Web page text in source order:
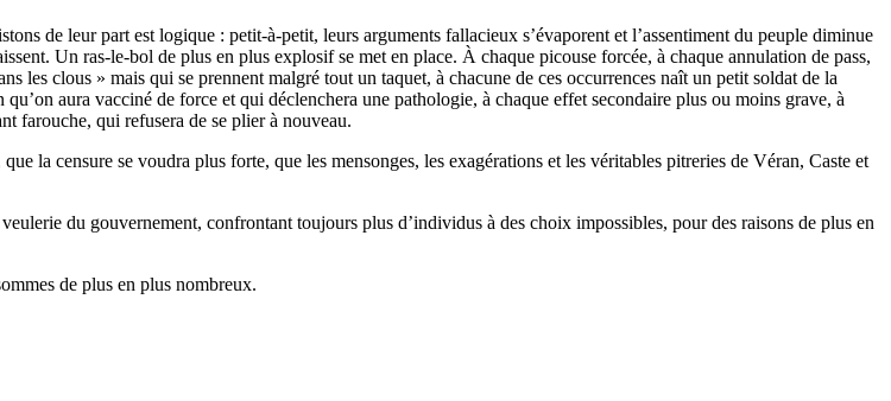
de leur part est logique : petit-à-petit, leurs arguments fallacieux s’évaporent et l’assentiment du peuple diminue
Un ras-le-bol de plus en plus explosif se met en place. À chaque picouse forcée, à chaque annulation de pass,
les clous » mais qui se prennent malgré tout un taquet, à chacune de ces occurrences naît un petit soldat de la
aura vacciné de force et qui déclenchera une pathologie, à chaque effet secondaire plus ou moins grave, à
farouche, qui refusera de se plier à nouveau.
la censure se voudra plus forte, que les mensonges, les exagérations et les véritables pitreries de Véran, Caste et
du gouvernement, confrontant toujours plus d’individus à des choix impossibles, pour des raisons de plus en
de plus en plus nombreux.